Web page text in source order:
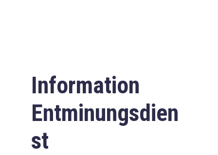
Information
Entminungsdien
st